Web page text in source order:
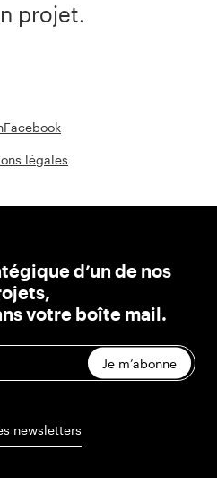
projet.
légales
Facebook
d’un de nos
votre boîte mail.
Je m’abonne
newsletters